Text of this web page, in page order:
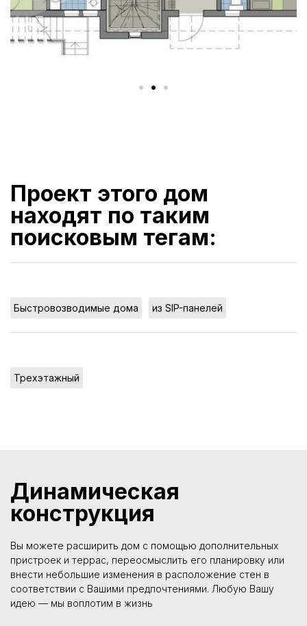
Проект этого дом
находят по таким
поисковым тегам:
Быстровозводимые дома из SIP-панелей
Трехэтажный
Динамическая
конструкция
Вы можете расширить дом с помощью дополнительных
пристроек и террас, переосмыслить его планировку или
внести небольшие изменения в расположение стен в
соответствии с Вашими предпочтениями. Любую Вашу
идею — мы воплотим в жизнь